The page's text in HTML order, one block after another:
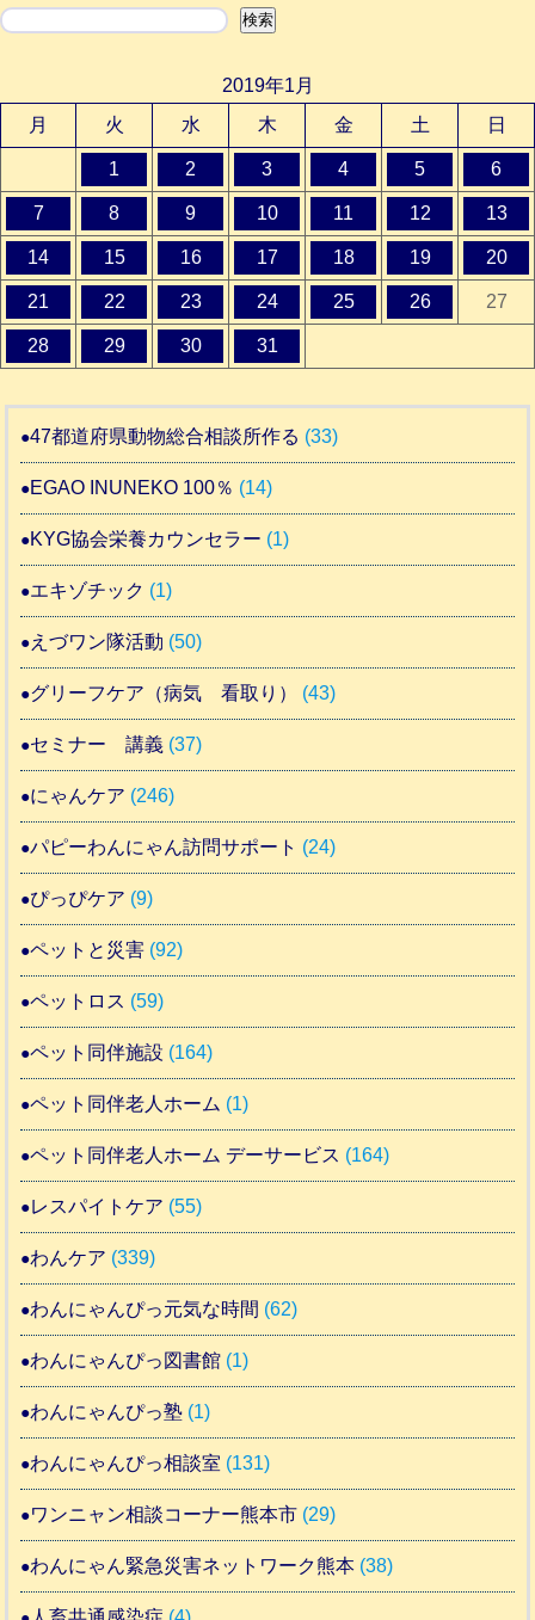
検索 検索
2019年1月
月
火 水 木 金 土 日
1 2 3 4 5 6
7 8 9 10 11 12 13
14 15 16 17 18 19 20
21 22 23 24 25 26 27
28 29 30 31
47都道府県動物総合相談所作る (33)
EGAO INUNEKO 100％ (14)
KYG協会栄養カウンセラー (1)
エキゾチック (1)
えづワン隊活動 (50)
グリーフケア（病気 看取り） (43)
セミナー 講義 (37)
にゃんケア (246)
パピーわんにゃん訪問サポート (24)
ぴっぴケア (9)
ペットと災害 (92)
ペットロス (59)
ペット同伴施設 (164)
ペット同伴老人ホーム (1)
ペット同伴老人ホーム デーサービス (164)
レスパイトケア (55)
わんケア (339)
わんにゃんぴっ元気な時間 (62)
わんにゃんぴっ図書館 (1)
わんにゃんぴっ塾 (1)
わんにゃんぴっ相談室 (131)
ワンニャン相談コーナー熊本市 (29)
わんにゃん緊急災害ネットワーク熊本 (38)